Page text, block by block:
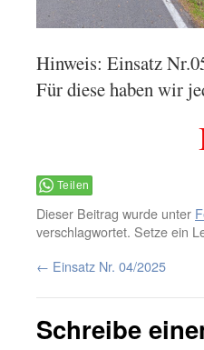
Hinweis: Einsatz
Für diese haben wir
Teilen
Dieser Beitrag wurde unter
verschlagwortet. Setze ein
← Einsatz Nr. 04/2025
Schreibe